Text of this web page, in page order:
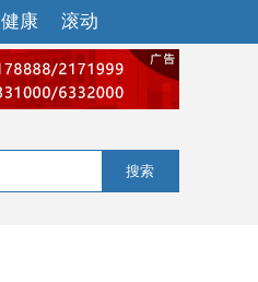
健康 滚动
搜索